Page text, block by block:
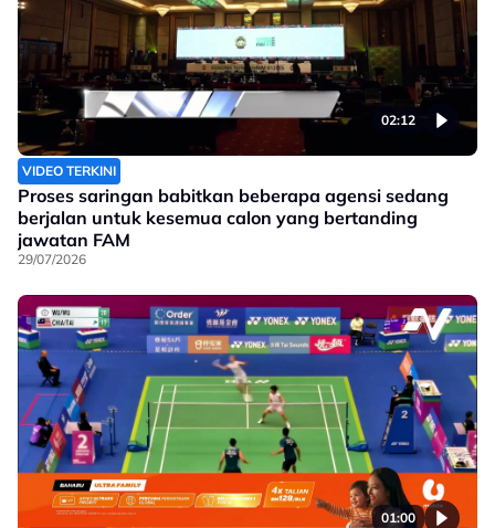
02:12
VIDEO TERKINI
Proses saringan babitkan beberapa agensi sedang
berjalan untuk kesemua calon yang bertanding
jawatan FAM
29/07/2026
01:00